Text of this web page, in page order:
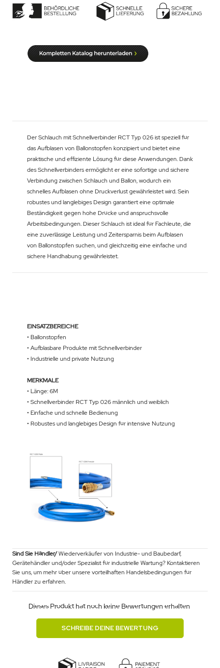
Der Schlauch mit Schnellverbinder RCT Typ 026 ist speziell für
das Aufblasen von Ballonstopfen konzipiert und bietet eine
praktische und effiziente Lösung für diese Anwendungen. Dank
des Schnellverbinders ermöglicht er eine sofortige und sichere
Verbindung zwischen Schlauch und Ballon, wodurch ein
schnelles Aufblasen ohne Druckverlust gewährleistet wird. Sein
robustes und langlebiges Design garantiert eine optimale
Beständigkeit gegen hohe Drücke und anspruchsvolle
Arbeitsbedingungen. Dieser Schlauch ist ideal für Fachleute, die
eine zuverlässige Leistung und Zeitersparnis beim Aufblasen
von Ballonstopfen suchen, und gleichzeitig eine einfache und
sichere Handhabung gewährleistet.
EINSATZBEREICHE
• Ballonstopfen
• Aufblasbare Produkte mit Schnellverbinder
• Industrielle und private Nutzung
MERKMALE
• Länge: 6M
• Schnellverbinder RCT Typ 026 männlich und weiblich
• Einfache und schnelle Bedienung
• Robustes und langlebiges Design für intensive Nutzung
Sind Sie Händler/Wiederverkäufer von Industrie- und Baubedarf,
Gerätehändler und/oder Spezialist für industrielle Wartung? Kontaktieren
Sie uns, um mehr über unsere vorteilhaften Handelsbedingungen für
Händler zu erfahren.
Dieses Produkt hat noch keine Bewertungen erhalten.
SCHREIBE DEINE BEWERTUNG